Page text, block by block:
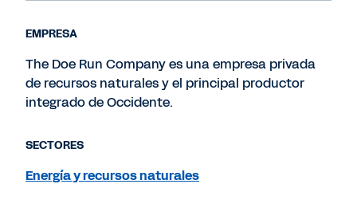
EMPRESA
The Doe Run Company es una empresa privada
de recursos naturales y el principal productor
integrado de Occidente.
SECTORES
Energía y recursos naturales